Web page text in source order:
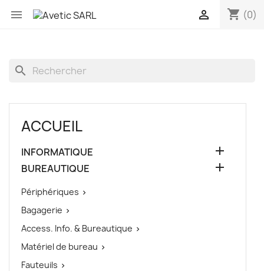
 shopping_cart (0)

search
ACCUEIL
INFORMATIQUE 
BUREAUTIQUE 
Périphériques 
Bagagerie 
Access. Info. & Bureautique 
Matériel de bureau 
Fauteuils 